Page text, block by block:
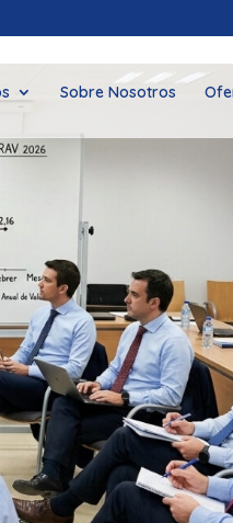
Sobre Nosotros